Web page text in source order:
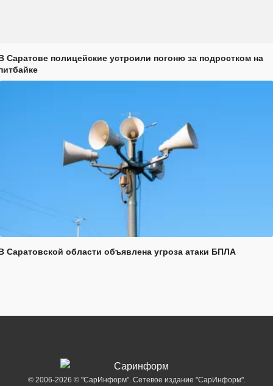
Саратове полицейские устроили погоню за подростком на
Саратовской области объявлена угроза атаки БПЛА
© 2006-2026 © "СарИнформ". Сетевое издание "СарИнформ".